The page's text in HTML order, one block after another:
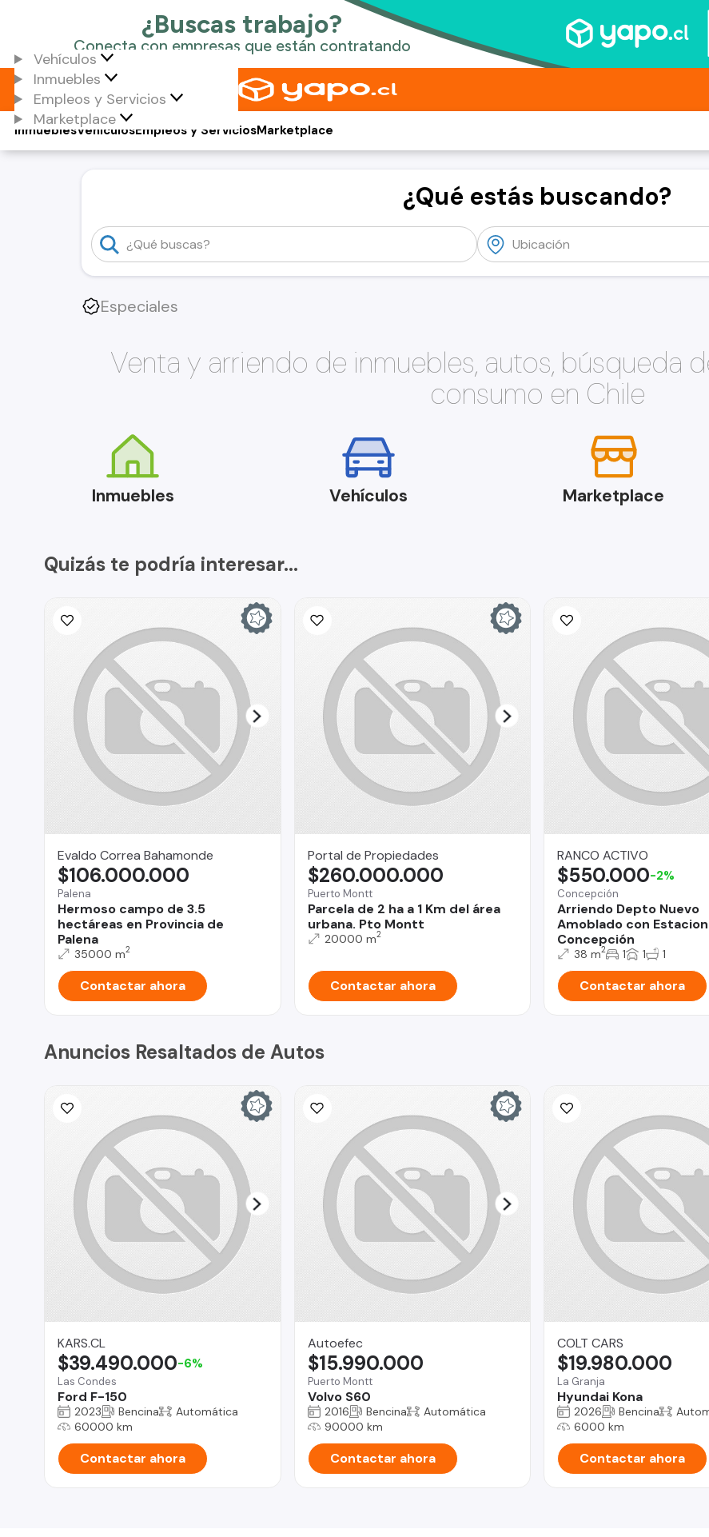
Vehículos
Inmuebles
Empleos y Servicios
Marketplace
Vehículos
Inmuebles Empleos y ServiciosMarketplace
¿Qué estás buscando?
Especiales
Venta y arriendo de inmuebles, autos, búsqueda
consumo en Chile
Inmuebles Vehículos Marketplace
Quizás te podría interesar...
Evaldo Correa Bahamonde
Palena
Hermoso campo de 3.5
hectáreas en Provincia de
Palena
$106.000.000
35000 m2
Contactar ahora
Portal de Propiedades
Puerto Montt
Parcela de 2 ha a 1 Km del área
urbana. Pto Montt
$260.000.000
20000 m2
Contactar ahora
RANCO ACTIVO
Concepción
Arriendo Depto Nuevo
Amoblado con
Concepción
$550.000-2%
38 m2 1 1 1
Contactar ahora
Anuncios Resaltados de Autos
KARS.CL
Las Condes
Ford F-150
$39.490.000-6%
2023 Bencina
Automática
60000 km
Contactar ahora
Autoefec
Puerto Montt
Volvo S60
$15.990.000
2016 Bencina
Automática
90000 km
Contactar ahora
COLT CARS
La Granja
Hyundai Kona
$19.980.000
2026 Bencina
6000 km
Contactar ahora